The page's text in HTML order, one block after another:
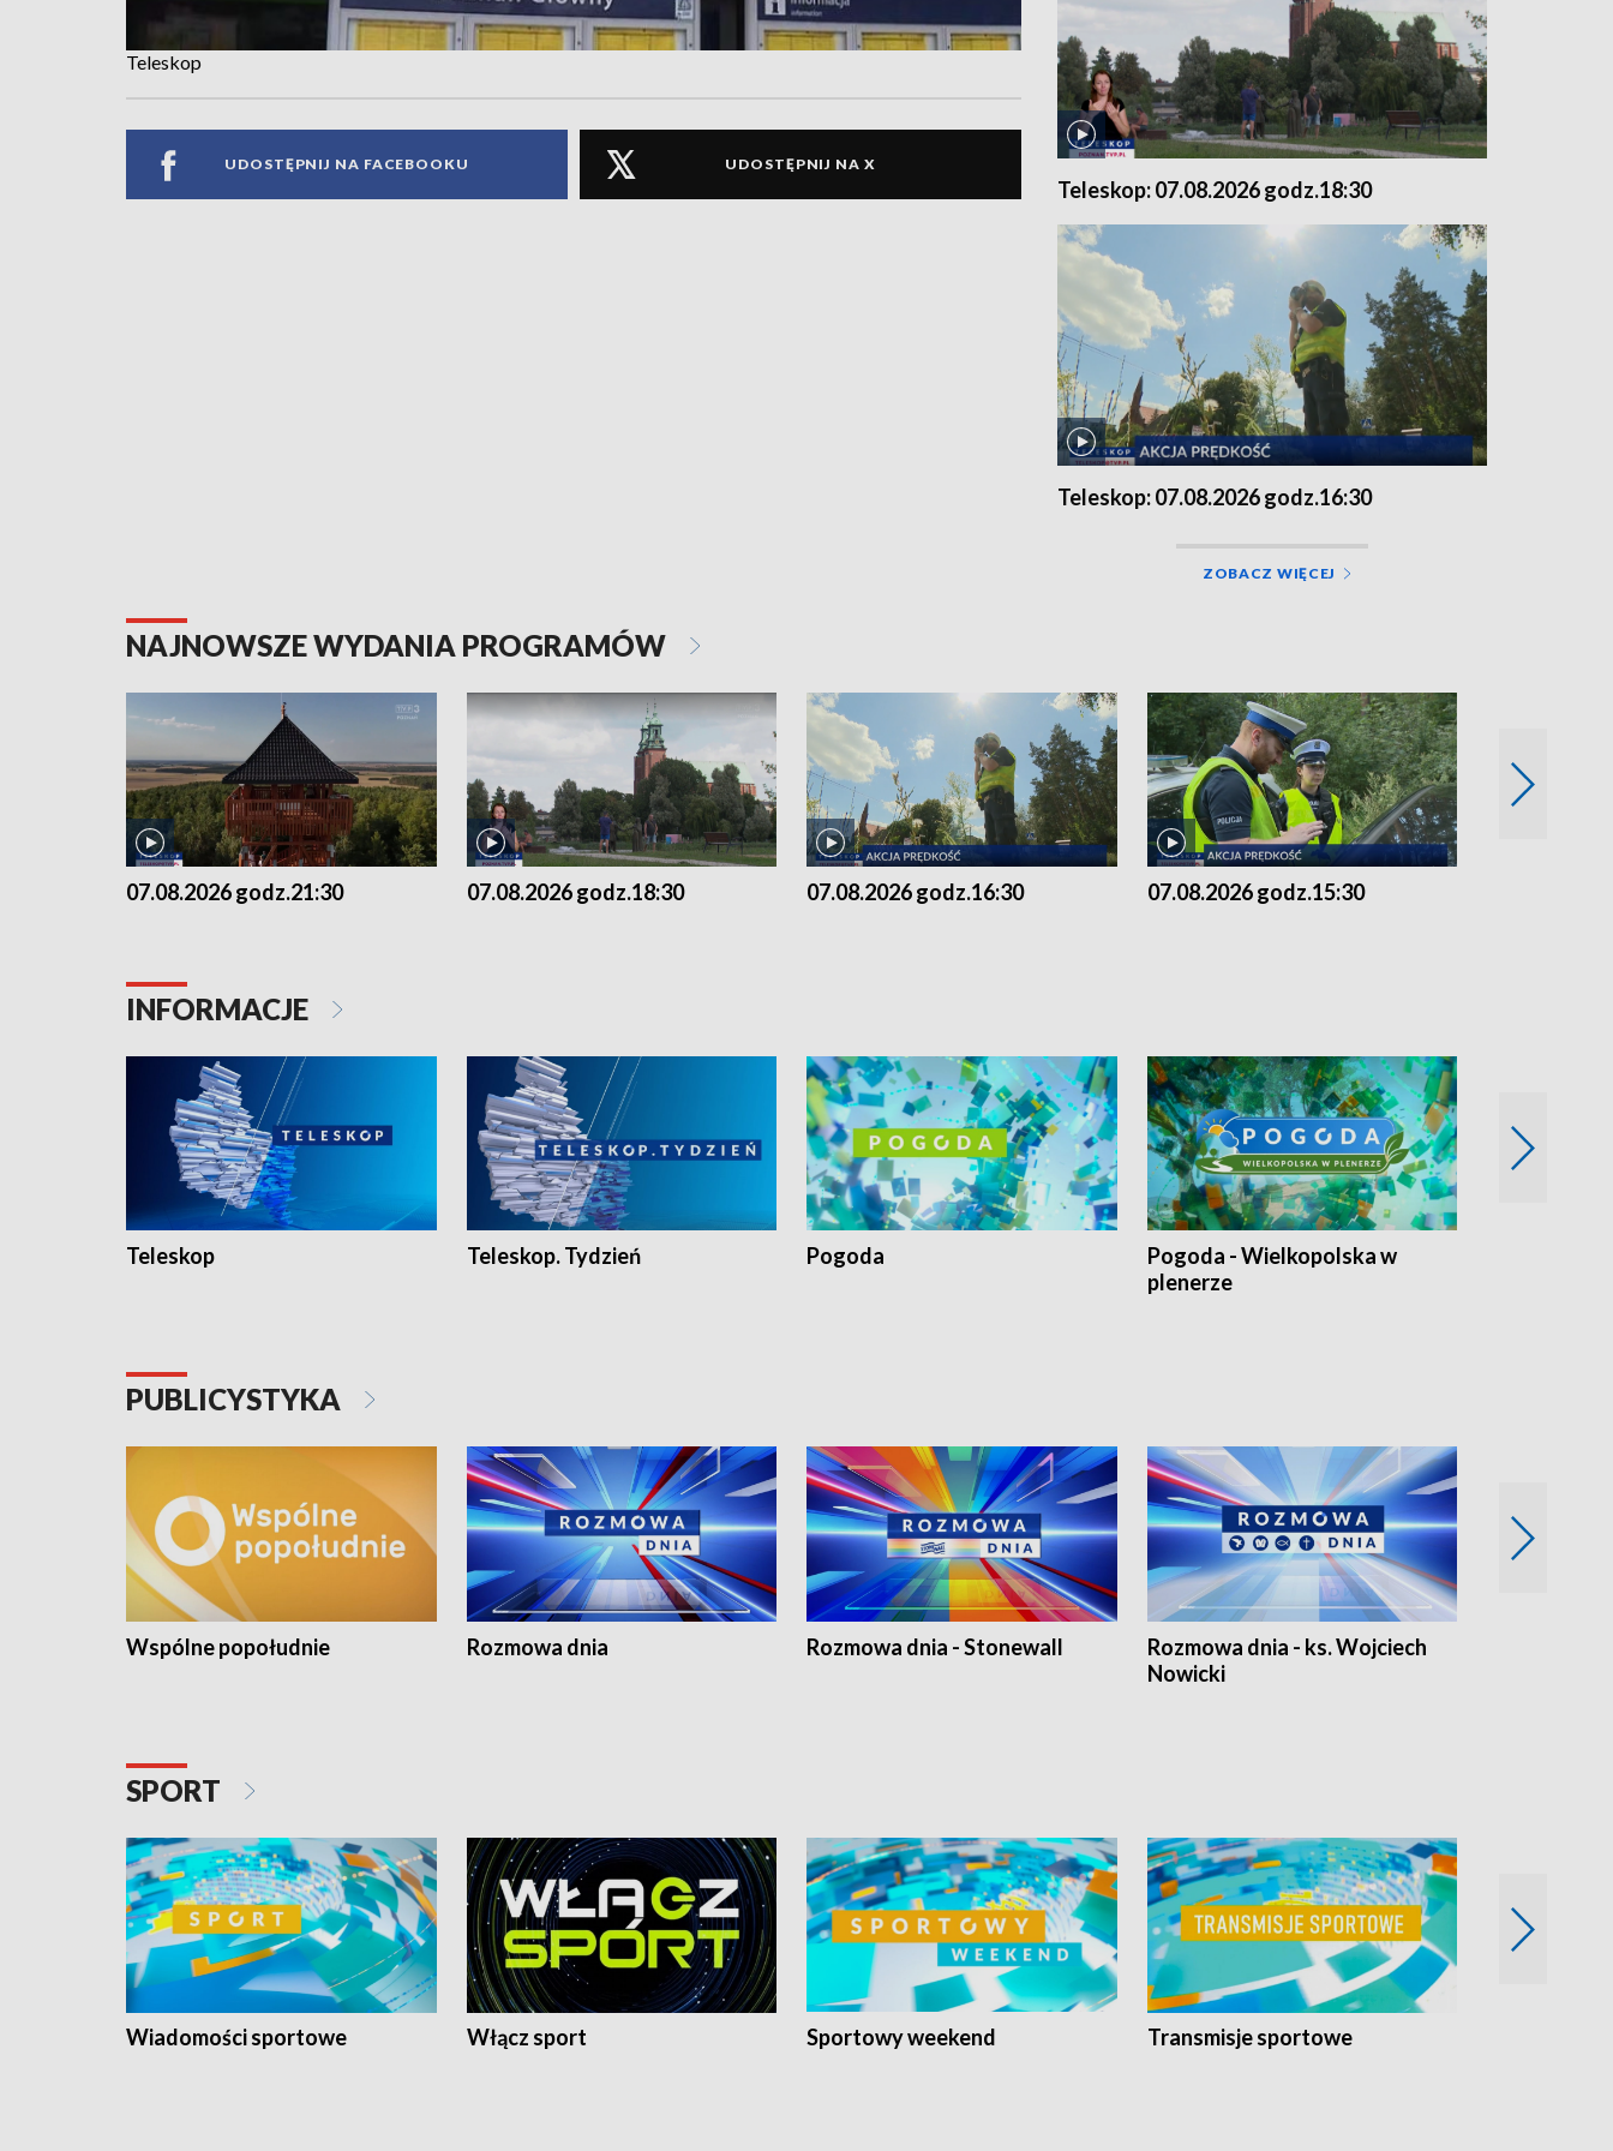
Teleskop
UDOSTĘPNIJ NA FACEBOOKU UDOSTĘPNIJ NA X
Teleskop: 07.08.2026 godz.18:30
Teleskop: 07.08.2026 godz.16:30
ZOBACZ WIĘCEJ
NAJNOWSZE WYDANIA PROGRAMÓW
07.08.2026 godz.21:30 07.08.2026 godz.18:30 07.08.2026 godz.16:30 07.08.2026 godz.15:30
INFORMACJE
Teleskop Teleskop. Tydzień Pogoda
Pogoda - Wielkopolska w
plenerze
PUBLICYSTYKA
Wspólne popołudnie Rozmowa dnia Rozmowa dnia - Stonewall
Rozmowa dnia - ks. Wojciech
Nowicki
SPORT
Wiadomości sportowe Włącz sport Sportowy weekend Transmisje sportowe